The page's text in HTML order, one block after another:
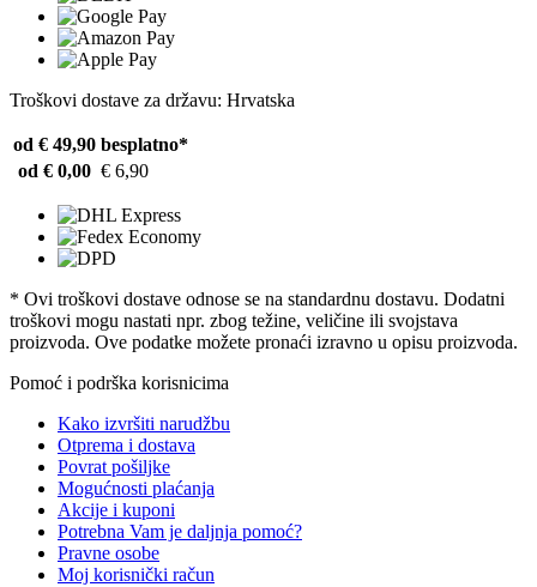
Troškovi dostave za državu: Hrvatska
od € 49,90 besplatno*
od € 0,00 € 6,90
* Ovi troškovi dostave odnose se na standardnu ​​dostavu. Dodatni
troškovi mogu nastati npr. zbog težine, veličine ili svojstava
proizvoda. Ove podatke možete pronaći izravno u opisu proizvoda.
Pomoć i podrška korisnicima
Kako izvršiti narudžbu
Otprema i dostava
Povrat pošiljke
Mogućnosti plaćanja
Akcije i kuponi
Potrebna Vam je daljnja pomoć?
Pravne osobe
Moj korisnički račun